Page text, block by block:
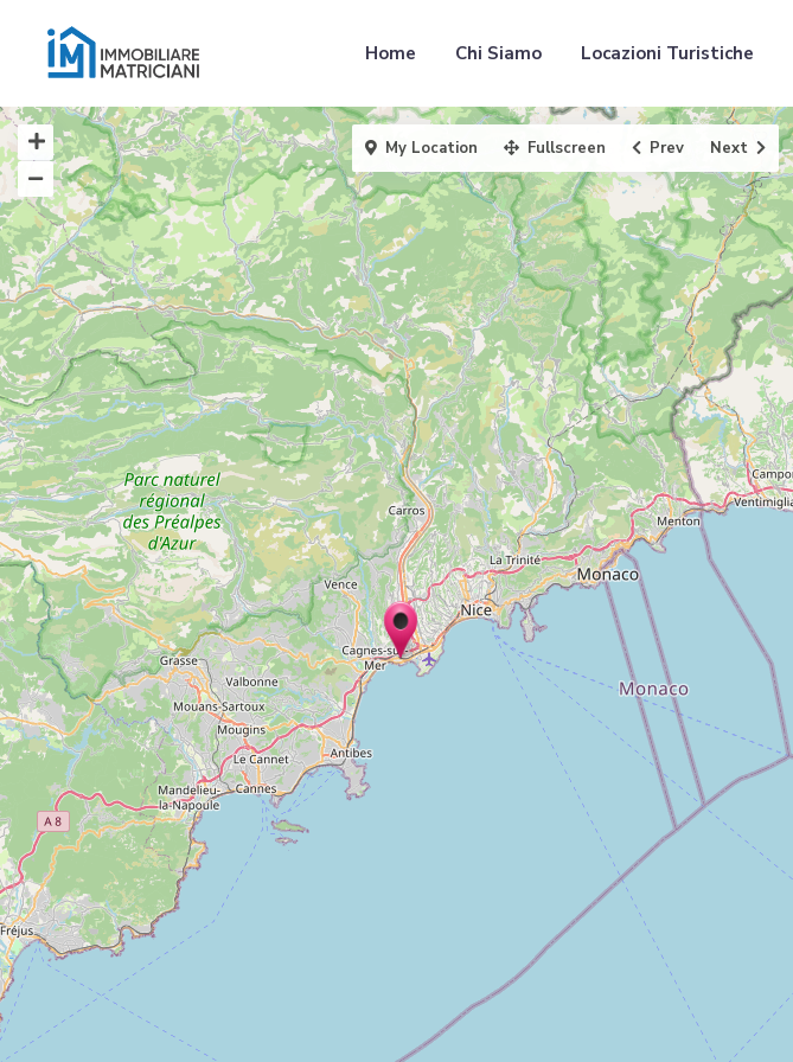
Home Chi Siamo Locazioni Turistiche
My Location Fullscreen Prev Next